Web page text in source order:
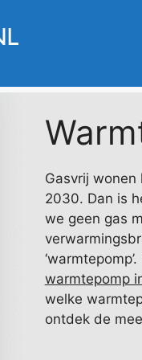
Gasvrij
2030. Dan is
we geen gas
warmtepomp
welke
ontdek de